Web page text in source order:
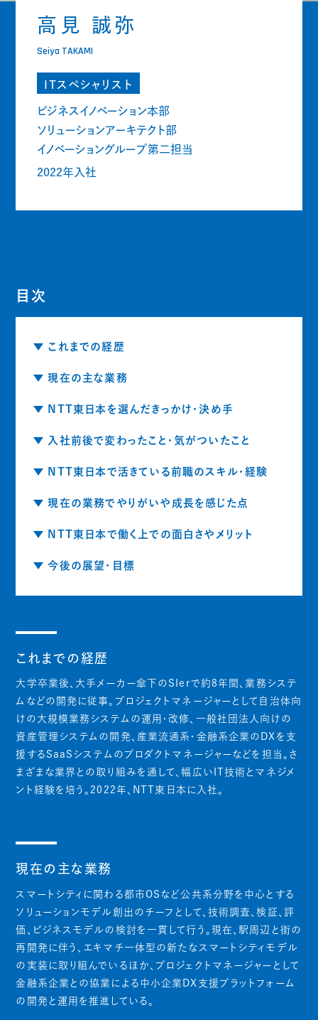
高見 誠弥
Seiya TAKAMI
ITスペシャリスト
ビジネスイノベーション本部
ソリューションアーキテクト部
イノベーショングループ第二担当
2022年入社
目次
これまでの経歴
現在の主な業務
NTT東日本を選んだきっかけ・決め手
入社前後で変わったこと・気がついたこと
NTT東日本で活きている前職のスキル・経験
現在の業務でやりがいや成長を感じた点
NTT東日本で働く上での面白さやメリット
今後の展望・目標
これまでの経歴
大学卒業後、大手メーカー傘下のSIerで約8年間、業務システ
ムなどの開発に従事。プロジェクトマネージャーとして自治体向
けの大規模業務システムの運用・改修、一般社団法人向けの
資産管理システムの開発、産業流通系・金融系企業のDXを支
援するSaaSシステムのプロダクトマネージャーなどを担当。さ
まざまな業界との取り組みを通して、幅広いIT技術とマネジメ
ント経験を培う。2022年、NTT東日本に入社。
現在の主な業務
スマートシティに関わる都市OSなど公共系分野を中心とする
ソリューションモデル創出のチーフとして、技術調査、検証、評
価、ビジネスモデルの検討を一貫して行う。現在、駅周辺と街の
再開発に伴う、エキマチ一体型の新たなスマートシティモデル
の実装に取り組んでいるほか、プロジェクトマネージャーとして
金融系企業との協業による中小企業DX支援プラットフォーム
の開発と運用を推進している。